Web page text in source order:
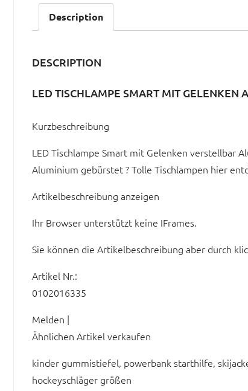
Description
DESCRIPTION
LED TISCHLAMPE SMART MIT GELENKEN
Kurzbeschreibung
LED Tischlampe Smart mit Gelenken verstellbar
Aluminium gebürstet ? Tolle Tischlampen hier
Artikelbeschreibung anzeigen
Ihr Browser unterstützt keine IFrames.
Sie können die Artikelbeschreibung aber durch
Artikel Nr.:
0102016335
Melden |
Ähnlichen Artikel verkaufen
kinder gummistiefel, powerbank starthilfe,
hockeyschläger größen